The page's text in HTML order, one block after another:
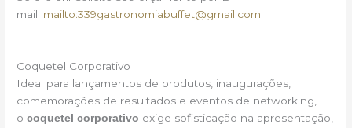
mail: mailto:339gastronomiabuffet@gmail.com
Coquetel Corporativo
Ideal para lançamentos de produtos, inaugurações,
comemorações de resultados e eventos de networking,
ocoquetel corporativo exige sofisticação na apresentação,